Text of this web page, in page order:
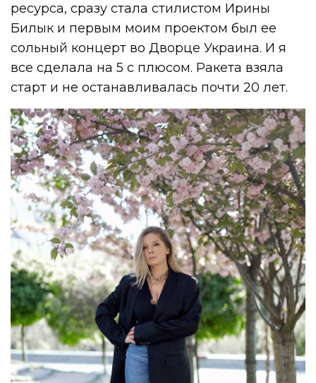
ресурса, сразу стала стилистом Ирины
Билык и первым моим проектом был ее
сольный концерт во Дворце Украина. И я
все сделала на 5 с плюсом. Ракета взяла
старт и не останавливалась почти 20 лет.